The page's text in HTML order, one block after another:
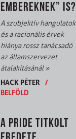
EMBEREKNEK” IS?
A szubjektív hangulatok
és a racionális érvek
hiánya rossz tanácsadó
az államszervezet
átalakításánál»
HACK PÉTER
/
BELFÖLD
A PRIDE TITKOLT